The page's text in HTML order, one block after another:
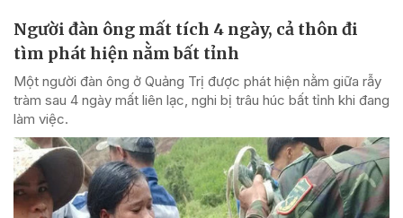
Người đàn ông mất tích 4 ngày, cả thôn đi
tìm phát hiện nằm bất tỉnh
Một người đàn ông ở Quảng Trị được phát hiện nằm giữa rẫy
tràm sau 4 ngày mất liên lạc, nghi bị trâu húc bất tỉnh khi đang
làm việc.